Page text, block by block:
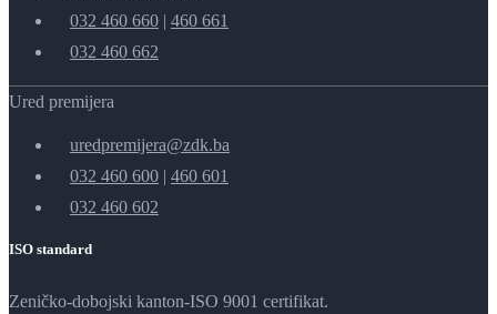
032 460 660 | 460 661
032 460 662
Ured premijera
uredpremijera@zdk.ba
032 460 600 | 460 601
032 460 602
ISO standard
Zeničko-dobojski kanton-ISO 9001 certifikat.